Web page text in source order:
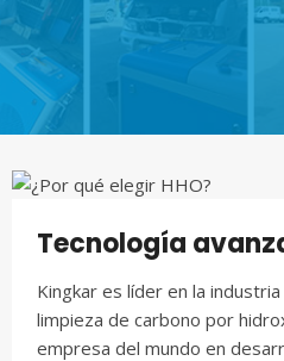
Tecnología
Kingkar es líder en la
limpieza de carbono por
empresa del mundo en